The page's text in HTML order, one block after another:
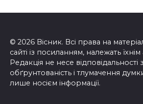
© 2026 Вісник. Всі права на
сайті із посиланням, належать
Редакція не несе відповідальності
обґрунтованість і тлумачення
лише носієм інформації.